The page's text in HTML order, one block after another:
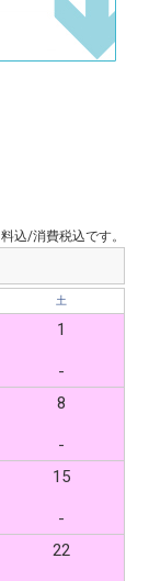
込/消費税込です。
土
1
-
8
-
15
-
22